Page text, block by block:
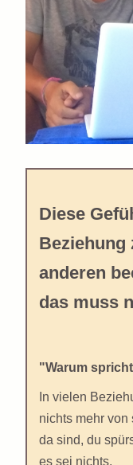
Diese
Beziehung
anderen
das muss
"Warum
In vielen
nichts mehr
da sind, du
es sei nichts.